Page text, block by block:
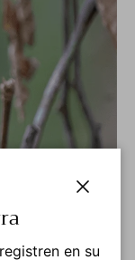
Macaulay
en su